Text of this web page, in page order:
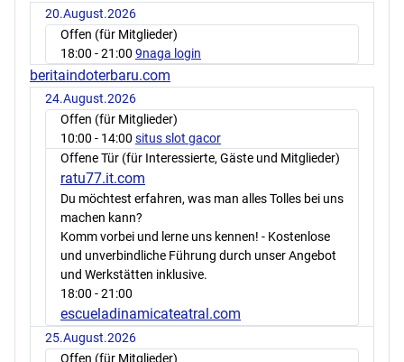
20.August.2026
Offen (für Mitglieder)
18:00 - 21:00 9naga login
beritaindoterbaru.com
24.August.2026
Offen (für Mitglieder)
10:00 - 14:00 situs slot gacor
Offene Tür (für Interessierte, Gäste und Mitglieder)
ratu77.it.com
Du möchtest erfahren, was man alles Tolles bei uns
machen kann?
Komm vorbei und lerne uns kennen! - Kostenlose
und unverbindliche Führung durch unser Angebot
und Werkstätten inklusive.
18:00 - 21:00
escueladinamicateatral.com
25.August.2026
Offen (für Mitglieder)